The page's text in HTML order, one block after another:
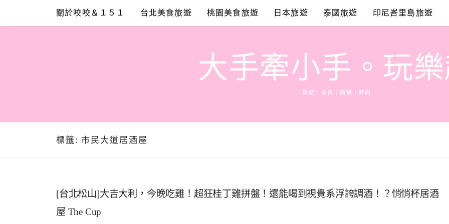
content
關於咬咬＆１５１ 台北美食旅遊 桃園美食旅遊 日本旅遊 泰國旅遊 印尼峇里島旅遊
大手牽小手。玩
旅遊 | 美食 | 商攝 | 時尚
標籤: 市民大道居酒屋
[台北松山]大吉大利，今晚吃雞！超狂桂丁雞拼盤！還能喝到視覺系浮誇調酒！？悄悄杯居酒
屋 The Cup